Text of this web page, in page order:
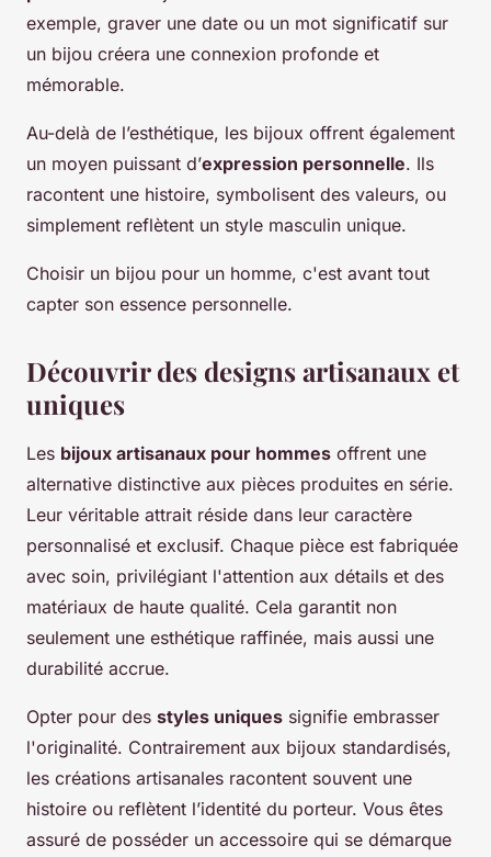
exemple, graver une date ou un mot significatif sur
un bijou créera une connexion profonde et
mémorable.
Au-delà de l’esthétique, les bijoux offrent également
un moyen puissant d’expression personnelle. Ils
racontent une histoire, symbolisent des valeurs, ou
simplement reflètent un style masculin unique.
Choisir un bijou pour un homme, c'est avant tout
capter son essence personnelle.
Découvrir des designs artisanaux et
uniques
Les bijoux artisanaux pour hommes offrent une
alternative distinctive aux pièces produites en série.
Leur véritable attrait réside dans leur caractère
personnalisé et exclusif. Chaque pièce est fabriquée
avec soin, privilégiant l'attention aux détails et des
matériaux de haute qualité. Cela garantit non
seulement une esthétique raffinée, mais aussi une
durabilité accrue.
Opter pour des styles uniques signifie embrasser
l'originalité. Contrairement aux bijoux standardisés,
les créations artisanales racontent souvent une
histoire ou reflètent l’identité du porteur. Vous êtes
assuré de posséder un accessoire qui se démarque